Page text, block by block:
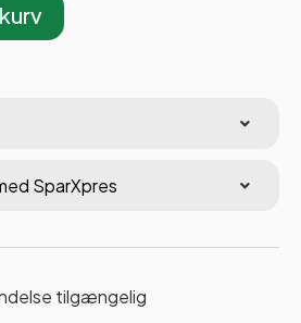
SparXpres
tilgængelig